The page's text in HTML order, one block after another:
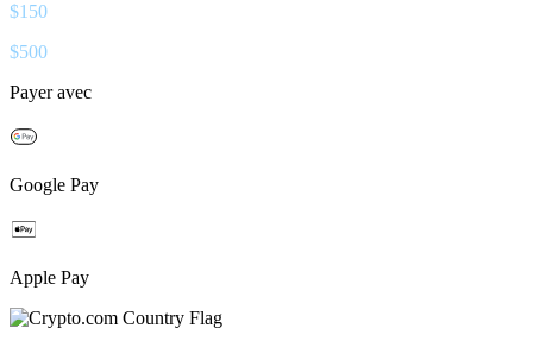
$150
$500
Payer avec
Google Pay
Apple Pay